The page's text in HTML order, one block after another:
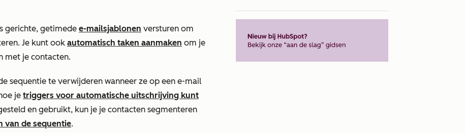
gerichte, getimede e-mailsjablonen versturen om
Je kunt ook automatisch taken aanmaken om je
met je contacten.
sequentie te verwijderen wanneer ze op een e-mail
je triggers voor automatische uitschrijving kunt
en gebruikt, kun je je contacten segmenteren
van de sequentie.